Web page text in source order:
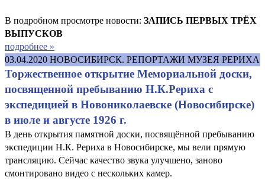
В подробном просмотре новости: ЗАПИСЬ ПЕРВЫХ ТРЁХ
ВЫПУСКОВ
подробнее »
03.04.2020 НОВОСИБИРСК. РЕПОРТАЖИ МУЗЕЯ РЕРИХА
Торжественное открытие Мемориальной доски,
посвященной пребыванию Н.К.Рериха с
экспедицией в Новониколаевске (Новосибирске)
в июле и августе 1926 г.
В день открытия памятной доски, посвящённой пребыванию
экспедиции Н.К. Рериха в Новосибирске, мы вели прямую
трансляцию. Сейчас качество звука улучшено, заново
смонтировано видео с нескольких камер.